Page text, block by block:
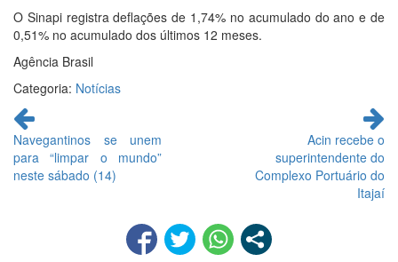
O Sinapi registra deflações de 1,74% no acumulado do ano e de
0,51% no acumulado dos últimos 12 meses.
Agência Brasil
Categoria: Notícias
Continue
lendo
Navegantinos se unem
para “limpar o mundo”
neste sábado (14)
Acin recebe o
superintendente do
Complexo Portuário do
Itajaí